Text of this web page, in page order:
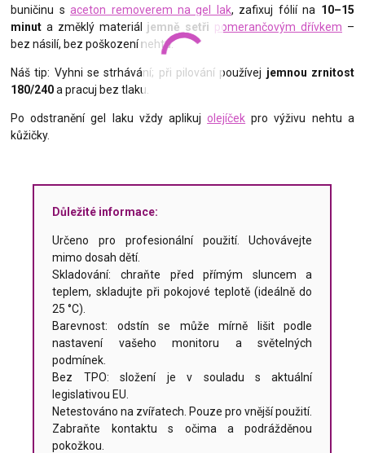
buničinu saceton removerem na gel lak, zafixuj fólií na 10–15
minut a změklý materiál jemně setři pomerančovým dřívkem –
bez násilí, bez poškození nehtu.
Náš tip: Vyhni se strhávání; při pilování používej jemnou zrnitost
180/240a pracuj bez tlaku.
Po odstranění gel laku vždy aplikujolejíček pro výživu nehtu a
kůžičky.
Důležité informace:
Určeno pro profesionální použití. Uchovávejte
mimo dosah dětí.
Skladování: chraňte před přímým sluncem a
teplem, skladujte při pokojové teplotě (ideálně do
25 °C).
Barevnost: odstín se může mírně lišit podle
nastavení vašeho monitoru a světelných
podmínek.
Bez TPO: složení je v souladu s aktuální
legislativou EU.
Netestováno na zvířatech. Pouze pro vnější použití.
Zabraňte kontaktu s očima a podrážděnou
pokožkou.